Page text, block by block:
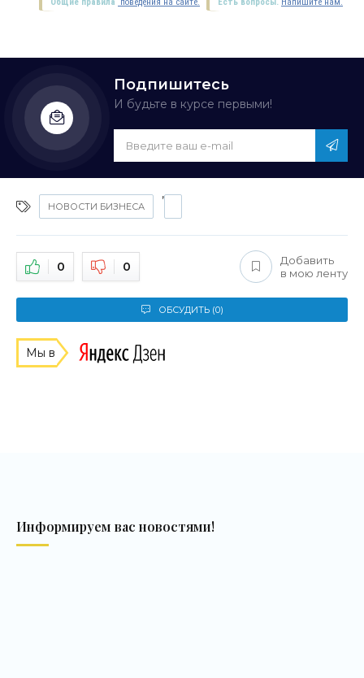
Подпишитесь
И будьте в курсе первыми!
НОВОСТИ БИЗНЕСА
,
0 0
Добавить
в мою ленту
ОБСУДИТЬ (0)
Мы в
Информируем вас новостями!